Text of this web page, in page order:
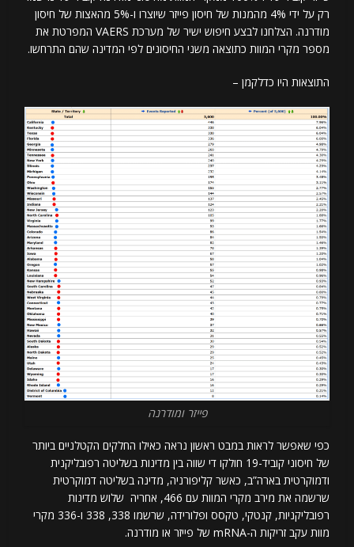
רק על ידי 4% מהמנות של חיסון פייזר שיוצרו ו-5% מהאצות של חיסון
מודרנה. הצלחנו לבצע חיפוש ישיר של מערכת VAERS המפרטת את
מספר מקרי המוות כתוצאה משני החיסונים לפי המדינה שהם התרחשו.
התוצאות היו כדלקמן –
פייזר ומודרנה
כפי שאפשר לראות במבט ראשון נראה כאילו החלקים הקטלניים ביותר
של חיסוני קוביד-19 חולקו די שווה בין מדינות בשליטה רפובליקנית
ודמוקרטית בארה”ב, כאשר קליפורניה, מדינה בשליטה דמוקרטית
שרשמה את מירב מקרי המוות עם 466, אחריה שלוש מדינות
רפובליקניות, קנטקי, טקסס ופלורידה, שרשמו 338, 338 ו-336 מקרי
מוות עקב זריקות ה-mRNA של פייזר או מודרנה.